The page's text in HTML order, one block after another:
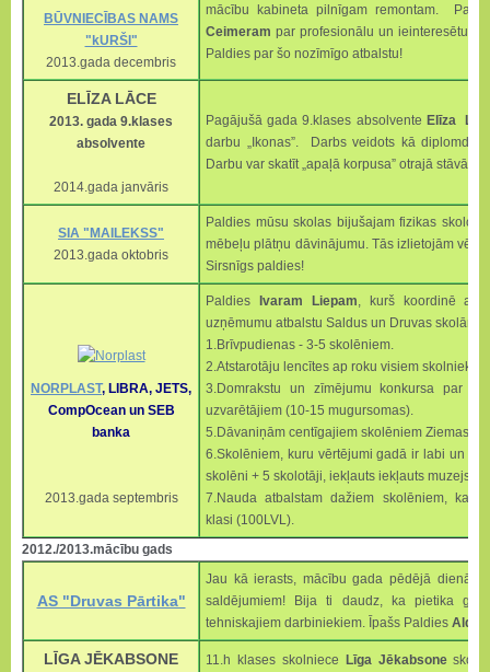
BŪVNIECĪBAS NAMS
"kURŠI"
2013.gada decembris
mācību kabineta pilnīgam remontam.
Ceimeram par profesionālu un ieinteresētu
Paldies par šo nozīmīgo atbalstu!
ELĪZA LĀCE
2013. gada 9.klases
absolvente
2014.gada janvāris
Pagājušā gada 9.klases absolvente Elīza
darbu „Ikonas”. Darbs veidots kā
Darbu var skatīt „apaļā korpusa” otrajā stāvā.
SIA "MAILEKSS"
2013.gada oktobris
Paldies mūsu skolas bijušajam fizikas
mēbeļu plātņu dāvinājumu. Tās izlietojām
Sirsnīgs paldies!
NORPLAST, LIBRA, JETS,
CompOcean un SEB
banka
2013.gada septembris
Paldies Ivaram Liepam, kurš koordinē
uzņēmumu atbalstu Saldus un Druvas skolām.
1.Brīvpudienas - 3-5 skolēniem.
2.Atstarotāju lencītes ap roku visiem
3.Domrakstu un zīmējumu konkursa par
uzvarētājiem (10-15 mugursomas).
5.Dāvaniņām centīgajiem skolēniem
6.Skolēniem, kuru vērtējumi gadā ir labi un
skolēni + 5 skolotāji, iekļauts iekļauts muzejs,
7.Nauda atbalstam dažiem skolēniem,
klasi (100LVL).
2012./2013.mācību gads
AS "Druvas Pārtika"
Jau kā ierasts, mācību gada pēdējā dienā
saldējumiem! Bija ti daudz, ka pietika
tehniskajiem darbiniekiem. Īpašs Paldies Aldim
LĪGA JĒKABSONE
11.h klases skolniece Līga Jēkabsoneskolai